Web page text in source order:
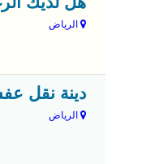
الرياض
دينة نقل
الرياض